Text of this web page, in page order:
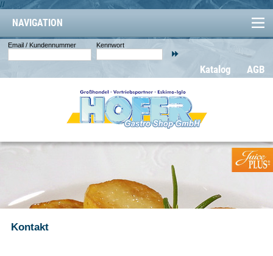
//
NAVIGATION
Email / Kundennummer Kennwort
AGB
Katalog
Kontakt